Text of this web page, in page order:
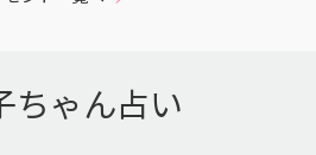
ちゃん占い